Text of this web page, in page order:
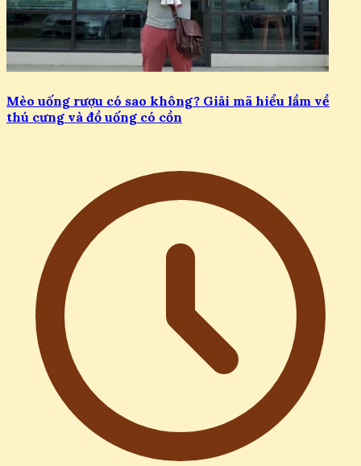
Mèo uống rượu có sao không? Giải mã hiểu lầm về
thú cưng và đồ uống có cồn